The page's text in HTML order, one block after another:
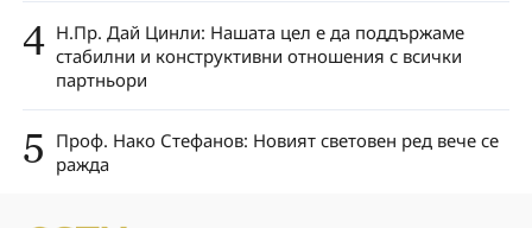
4 Н.Пр. Дай Цинли: Нашата цел е да поддържаме
стабилни и конструктивни отношения с всички
партньори
5 Проф. Нако Стефанов: Новият световен ред вече се
ражда